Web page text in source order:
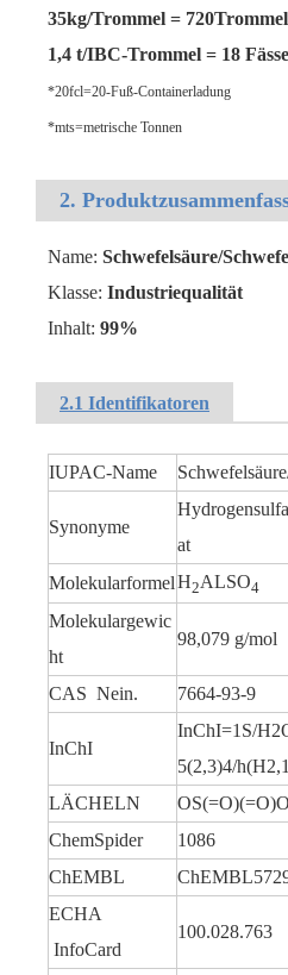
Wasserfreier organischer Reiniger Oxalsäure
35kg/Trommel =
1,4 t/IBC-Trommel = 18
*20fcl=20-Fuß-Containerladung
*mts=metrische Tonnen
2.
Name: Schwefelsäure/
Klasse: Industriequalität
Inhalt: 99%
2.1 Identifikatoren
IUPAC-Name
Synonyme
at
MolekularformelH2ALSO4
Molekulargewic
ht
98,079 g/mol
CAS Nein. 7664-93-9
InChI
InChI=1S/
5(2,3)4/
LÄCHELN
OS(=O)(=O)O
ChemSpider
1086
ChEMBL
ECHA
InfoCard
100.028.763